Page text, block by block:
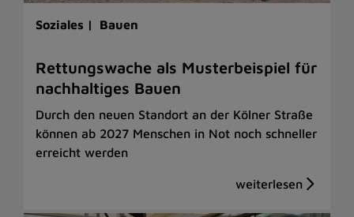
Soziales | Bauen
Rettungswache als Musterbeispiel für
nachhaltiges Bauen
Durch den neuen Standort an der Kölner Straße
können ab 2027 Menschen in Not noch schneller
erreicht werden